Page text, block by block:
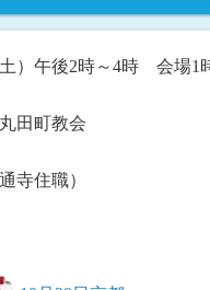
）午後2時～4時 会場1
田町教会
寺住職）